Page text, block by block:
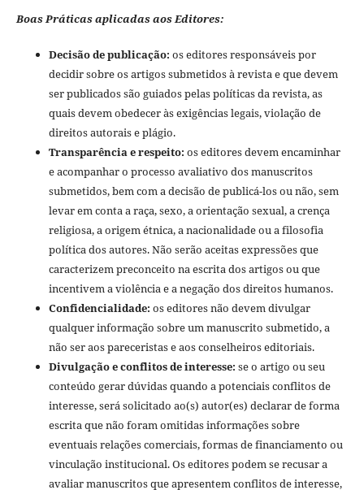
Boas Práticas aplicadas aos Editores:
Decisão de publicação: os editores responsáveis por
decidir sobre os artigos submetidos à revista e que devem
ser publicados são guiados pelas políticas da revista, as
quais devem obedecer às exigências legais, violação de
direitos autorais e plágio.
Transparência e respeito: os editores devem encaminhar
e acompanhar o processo avaliativo dos manuscritos
submetidos, bem com a decisão de publicá-los ou não, sem
levar em conta a raça, sexo, a orientação sexual, a crença
religiosa, a origem étnica, a nacionalidade ou a filosofia
política dos autores. Não serão aceitas expressões que
caracterizem preconceito na escrita dos artigos ou que
incentivem a violência e a negação dos direitos humanos.
Confidencialidade: os editores não devem divulgar
qualquer informação sobre um manuscrito submetido, a
não ser aos pareceristas e aos conselheiros editoriais.
Divulgação e conflitos de interesse: se o artigo ou seu
conteúdo gerar dúvidas quando a potenciais conflitos de
interesse, será solicitado ao(s) autor(es) declarar de forma
escrita que não foram omitidas informações sobre
eventuais relações comerciais, formas de financiamento ou
vinculação institucional. Os editores podem se recusar a
avaliar manuscritos que apresentem conflitos de interesse,